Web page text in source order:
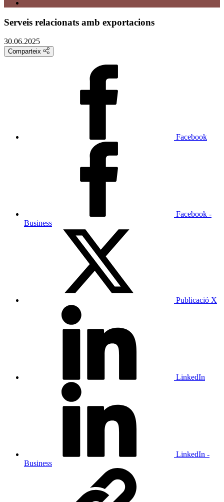
Serveis relacionats amb exportacions
30.06.2025
Comparteix
Facebook
Facebook -
Business
Publicació X
LinkedIn
LinkedIn -
Business